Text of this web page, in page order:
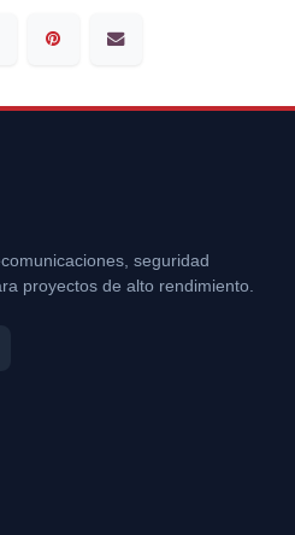
seguridad
proyectos de alto rendimiento.